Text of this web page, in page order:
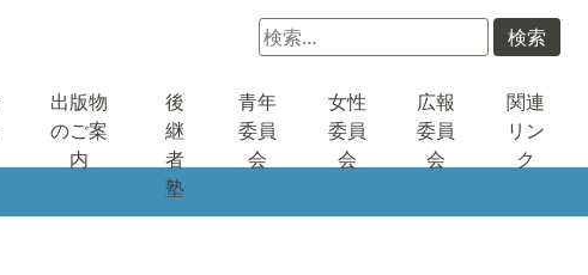
出版物
のご案
内
後
継
者
塾
青年
委員
会
女性
委員
会
広報
委員
会
関連
リン
ク
検
索: